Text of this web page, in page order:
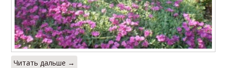
Читать дальше →